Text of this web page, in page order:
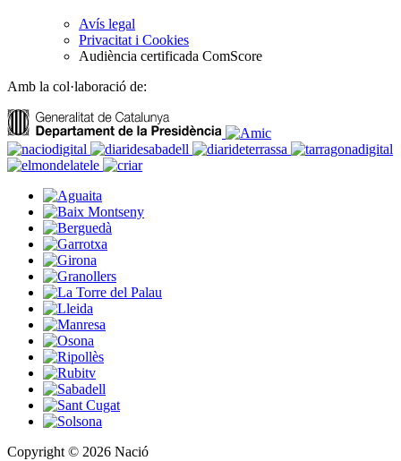
Avís legal
Privacitat i Cookies
Audiència certificada ComScore
Amb la col·laboració de:
Copyright © 2026 Nació